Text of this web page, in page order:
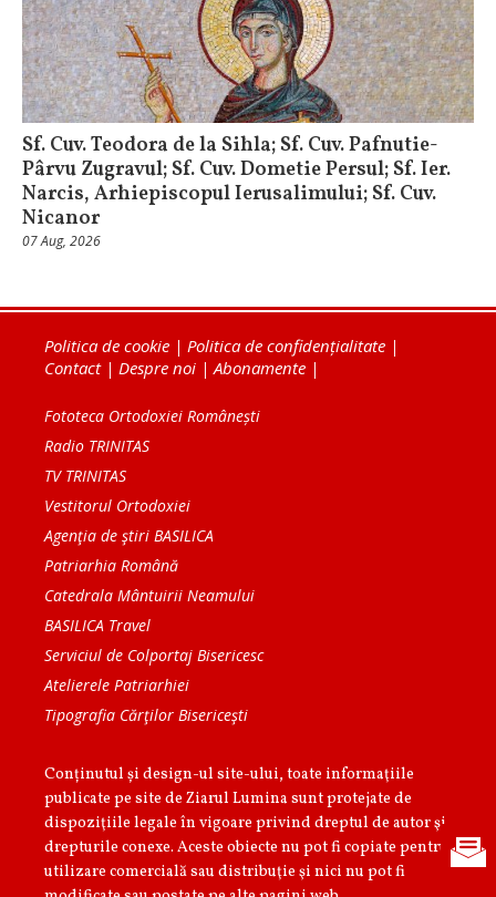
Sf. Cuv. Teodora de la Sihla; Sf. Cuv. Pafnutie-
Pârvu Zugravul; Sf. Cuv. Dometie Persul; Sf. Ier.
Narcis, Arhiepiscopul Ierusalimului; Sf. Cuv.
Nicanor
07 Aug, 2026
Politica de cookie | Politica de confidențialitate |
Contact| Despre noi | Abonamente |
Fototeca Ortodoxiei Românești
Radio TRINITAS
TV TRINITAS
Vestitorul Ortodoxiei
Agenţia de ştiri BASILICA
Patriarhia Română
Catedrala Mântuirii Neamului
BASILICA Travel
Serviciul de Colportaj Bisericesc
Atelierele Patriarhiei
Tipografia Cărţilor Bisericeşti
Conținutul și design-ul site-ului, toate informaţiile
publicate pe site de Ziarul Lumina sunt protejate de
dispoziţiile legale în vigoare privind dreptul de autor şi
drepturile conexe. Aceste obiecte nu pot fi copiate pentru
utilizare comercială sau distribuţie şi nici nu pot fi